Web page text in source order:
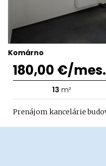
Komárno
180,00 €/mes.
13 m²
Prenájom kancelárie